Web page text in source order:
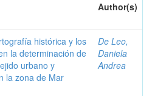
Author(s)
histórica y los
la determinación de
urbano y
la zona de Mar
De Leo,
Daniela
Andrea